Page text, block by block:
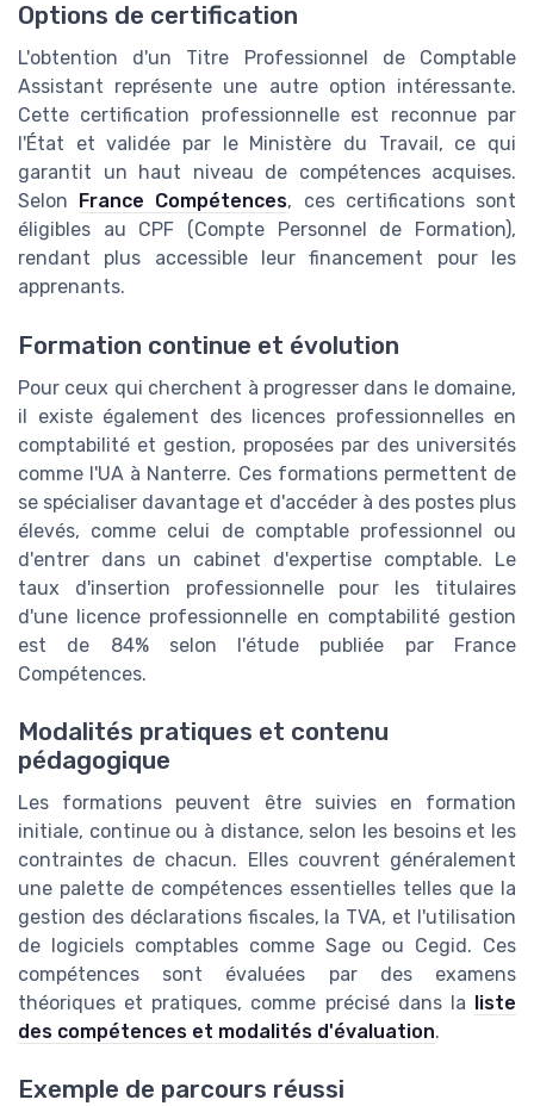
Options de certification
L'obtention d'un Titre Professionnel de Comptable
Assistant représente une autre option intéressante.
Cette certification professionnelle est reconnue par
l'État et validée par le Ministère du Travail, ce qui
garantit un haut niveau de compétences acquises.
Selon
France Compétences, ces certifications sont
éligibles au CPF (Compte Personnel de Formation),
rendant plus accessible leur financement pour les
apprenants.
Formation continue et évolution
Pour ceux qui cherchent à progresser dans le domaine,
il existe également des licences professionnelles en
comptabilité et gestion, proposées par des universités
comme l'UA à Nanterre. Ces formations permettent de
se spécialiser davantage et d'accéder à des postes plus
élevés, comme celui de comptable professionnel ou
d'entrer dans un cabinet d'expertise comptable. Le
taux d'insertion professionnelle pour les titulaires
d'une licence professionnelle en comptabilité gestion
est de 84% selon l'étude publiée par France
Compétences.
Modalités pratiques et contenu
pédagogique
Les formations peuvent être suivies en formation
initiale, continue ou à distance, selon les besoins et les
contraintes de chacun. Elles couvrent généralement
une palette de compétences essentielles telles que la
gestion des déclarations fiscales, la TVA, et l'utilisation
de logiciels comptables comme Sage ou Cegid. Ces
compétences sont évaluées par des examens
théoriques et pratiques, comme précisé dans la liste
des compétences et modalités d'évaluation.
Exemple de parcours réussi